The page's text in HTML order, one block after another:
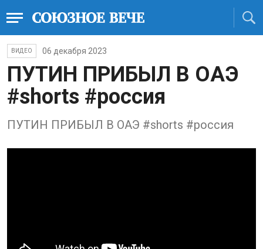
ВИДЕО 06 декабря 2023
ПУТИН ПРИБЫЛ В ОАЭ
#shorts #россия
ПУТИН ПРИБЫЛ В ОАЭ #shorts #россия